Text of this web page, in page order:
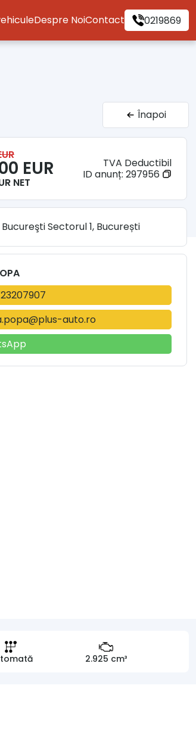
Despre NoiContact 0219869
Înapoi
2.925 cm³
EUR
NET
TVA Deductibil
ID anunț: 297956
Bucureşti Sectorul 1, București
auto.ro